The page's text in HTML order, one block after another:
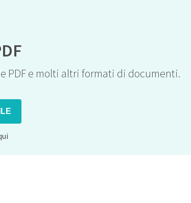
PDF e molti altri formati di documenti.